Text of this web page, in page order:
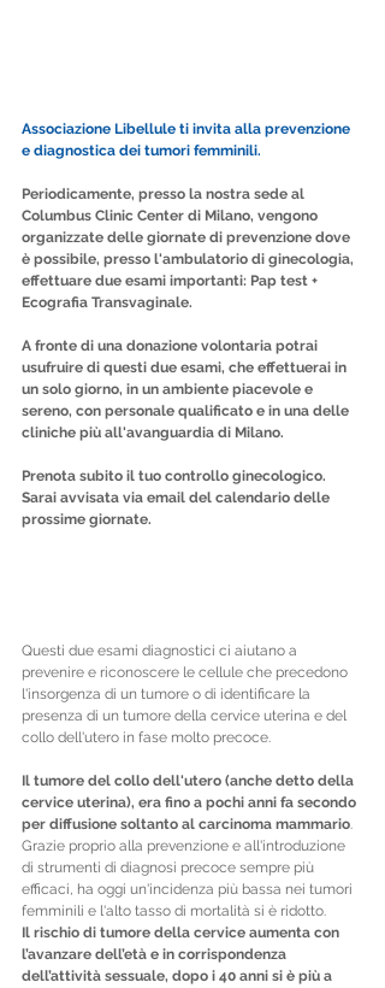
Associazione Libellule ti invita alla prevenzione
e diagnostica dei tumori femminili.
Periodicamente, presso la nostra sede al
Columbus Clinic Center di Milano, vengono
organizzate delle giornate di prevenzione dove
è possibile, presso l'ambulatorio di ginecologia,
effettuare due esami importanti: Pap test +
Ecografia Transvaginale.
A fronte di una donazione volontaria potrai
usufruire di questi due esami, che effettuerai in
un solo giorno, in un ambiente piacevole e
sereno, con personale qualificato e in una delle
cliniche più all'avanguardia di Milano.
Prenota subito il tuo controllo ginecologico.
Sarai avvisata via email del calendario delle
prossime giornate.
Questi due esami diagnostici ci aiutano a
prevenire e riconoscere le cellule che precedono
l'insorgenza di un tumore o di identificare la
presenza di un tumore della cervice uterina e del
collo dell'utero in fase molto precoce.
Il tumore del collo dell'utero (anche detto della
cervice uterina), era fino a pochi anni fa secondo
per diffusione soltanto al carcinoma mammario
Grazie proprio alla prevenzione e all'introduzione
di strumenti di diagnosi precoce sempre più
efficaci, ha oggi un'incidenza più bassa nei tumori
femminili e l'alto tasso di mortalità si è ridotto.
Il rischio di tumore della cervice aumenta con
l’avanzare dell’età e in corrispondenza
dell’attività sessuale, dopo i 40 anni si è più a